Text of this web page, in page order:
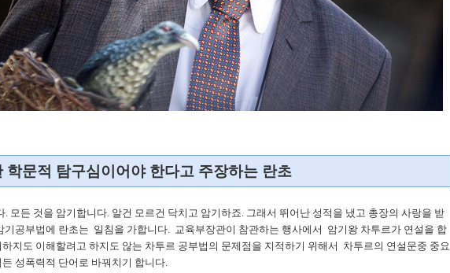
학문적 탐구심이어야 한다고 주장하는 란초
. 모든 것을 암기합니다. 알건 모르건 닥치고 암기하죠. 그래서 뛰어난 성적을 냈고 총장의 사랑을 받
기공부법에 란초는 일침을 가합니다. 교육부장관이 참관하는 행사에서 암기왕 차투르가 연설을 합
지도 이해할려고 하지도 않는 차투르 공부법의 문제점을 지적하기 위해서 차투르의 연설문중 중요
성폭력적 단어로 바꿔치기 합니다.